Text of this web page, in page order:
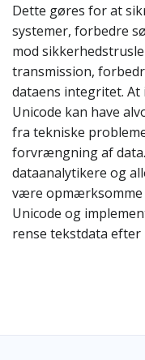
Dette gøres for at
systemer, forbedre
mod
transmission,
dataens integritet.
Unicode kan have
fra tekniske
forvrængning af
dataanalytikere og
være opmærksomme
Unicode og
rense tekstdata efter